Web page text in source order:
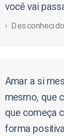
você vai
Desconhecido
Amar a si
mesmo, que
que começa
forma